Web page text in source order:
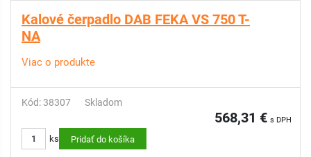
Kalové čerpadlo DAB FEKA VS 750 T-
NA
Viac o produkte
Kód: 38307 Skladom
568,31 € s DPH
ks Pridať do košíka